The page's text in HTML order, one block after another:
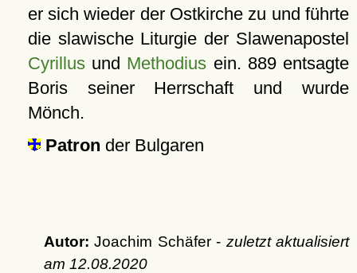
er sich wieder der Ostkirche zu und führte
die slawische Liturgie der Slawenapostel
Cyrillusund Methodius ein. 889 entsagte
Boris seiner Herrschaft und wurde
Mönch.
Patron der Bulgaren
Autor: Joachim Schäfer - zuletzt aktualisiert
am 12.08.2020